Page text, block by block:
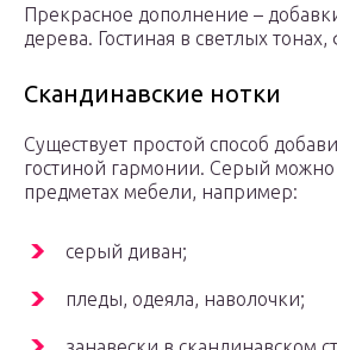
Прекрасное дополнение –
дерева. Гостиная в светлых тонах,
Скандинавские нотки
Существует простой способ
гостиной гармонии. Серый можно
предметах мебели, например:
серый диван;
пледы, одеяла, наволочки;